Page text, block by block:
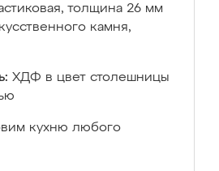
толщина 26 мм
камня,
ХДФ в цвет столешницы
кухню любого